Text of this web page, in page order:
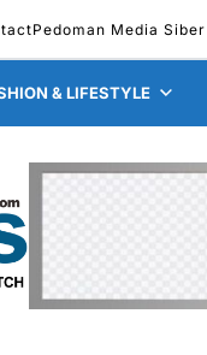
Pedoman Media Siber
& LIFESTYLE